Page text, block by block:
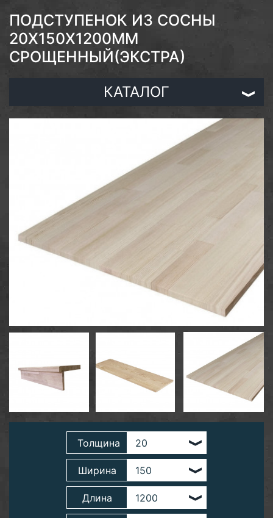
ПОДСТУПЕНОК ИЗ СОСНЫ
20Х150Х1200ММ
СРОЩЕННЫЙ(ЭКСТРА)
КАТАЛОГ
Толщина
Ширина
Длина